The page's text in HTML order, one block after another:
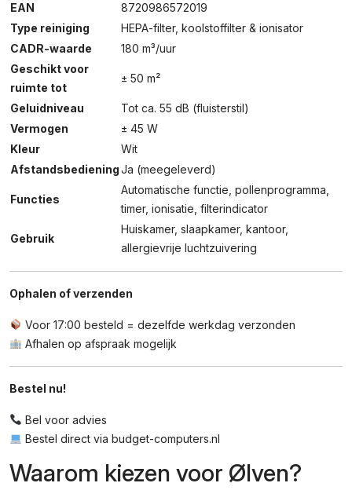
EAN
8720986572019
Type reiniging
HEPA-filter, koolstoffilter & ionisator
CADR-waarde
180 m³/uur
Geschikt voor
ruimte tot
± 50 m²
Geluidniveau
Tot ca. 55 dB (fluisterstil)
Vermogen
± 45 W
Kleur
Wit
AfstandsbedieningJa (meegeleverd)
Functies
Automatische functie, pollenprogramma,
timer, ionisatie, filterindicator
Gebruik
Huiskamer, slaapkamer, kantoor,
allergievrije luchtzuivering
Ophalen of verzenden
Voor 17:00 besteld = dezelfde werkdag verzonden
Afhalen op afspraak mogelijk
Bestel nu!
Bel voor advies
Bestel direct via budget-computers.nl
Waarom kiezen voor Ølven?